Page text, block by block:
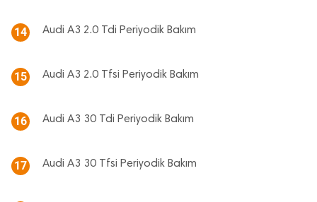
14 Audi A3 2.0 Tdi Periyodik Bakım
15 Audi A3 2.0 Tfsi Periyodik Bakım
16 Audi A3 30 Tdi Periyodik Bakım
17 Audi A3 30 Tfsi Periyodik Bakım